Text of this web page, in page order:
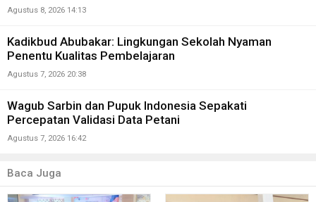
Agustus 8, 2026 14:13
Kadikbud Abubakar: Lingkungan Sekolah Nyaman
Penentu Kualitas Pembelajaran
Agustus 7, 2026 20:38
Wagub Sarbin dan Pupuk Indonesia Sepakati
Percepatan Validasi Data Petani
Agustus 7, 2026 16:42
Baca Juga